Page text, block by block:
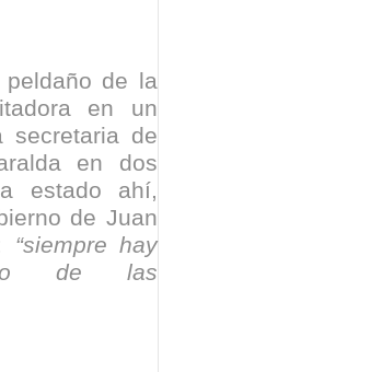
fortalece la respuesta frente a tres
fue inmovilizado un bus que estaba siendo
en máxima alerta al Tolima
MENDEZ ( MIAMI ) Cali se blinda con amplio
de la
en un
secretaria de
en dos
estado ahí,
de Juan
“siempre hay
de las